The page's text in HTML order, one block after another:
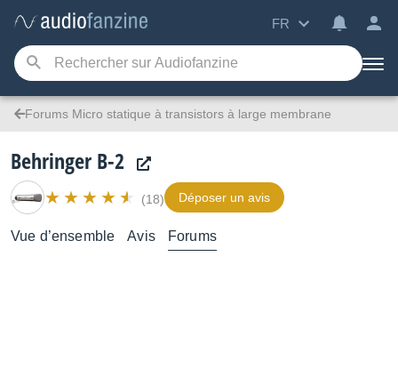
FR
Forums Micro statique à transistors à large membrane
Behringer B-2
(18) Déposer un avis
Vue d’ensemble Avis Forums